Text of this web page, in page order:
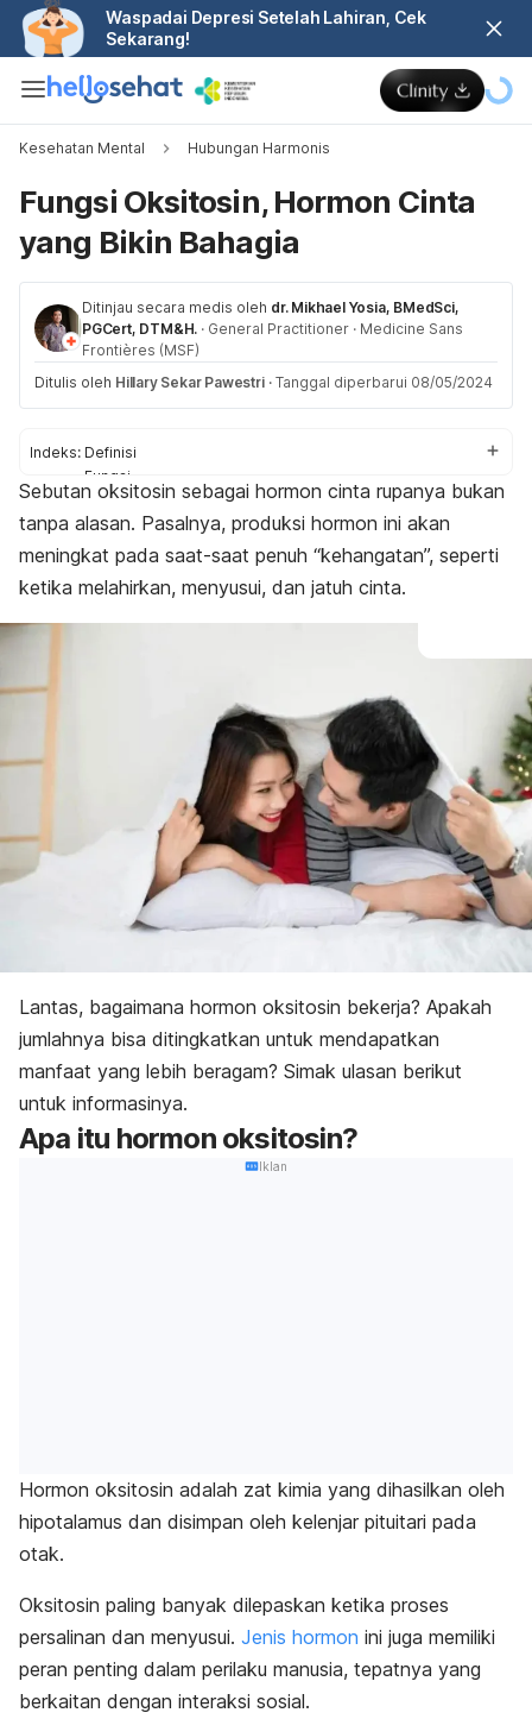
Waspadai Depresi Setelah Lahiran, Cek
Sekarang!
Kesehatan Mental Hubungan Harmonis
Fungsi Oksitosin, Hormon Cinta
yang Bikin Bahagia
Ditinjau secara medis oleh dr. Mikhael Yosia, BMedSci,
PGCert, DTM&H. · General Practitioner · Medicine Sans
Frontières (MSF)
Ditulis oleh Hillary Sekar Pawestri · Tanggal diperbarui 08/05/2024
Indeks: Definisi
Fungsi
Cara meingkatkan
Sebutan oksitosin sebagai hormon cinta rupanya bukan
tanpa alasan. Pasalnya, produksi hormon ini akan
meningkat pada saat-saat penuh “kehangatan”, seperti
ketika melahirkan, menyusui, dan jatuh cinta.
Lantas, bagaimana hormon oksitosin bekerja? Apakah
jumlahnya bisa ditingkatkan untuk mendapatkan
manfaat yang lebih beragam? Simak ulasan berikut
untuk informasinya.
Apa itu hormon oksitosin?
Iklan
Hormon oksitosin adalah zat kimia yang dihasilkan oleh
hipotalamus dan disimpan oleh kelenjar pituitari pada
otak.
Oksitosin paling banyak dilepaskan ketika proses
persalinan dan menyusui. Jenis hormon ini juga memiliki
peran penting dalam perilaku manusia, tepatnya yang
berkaitan dengan interaksi sosial.